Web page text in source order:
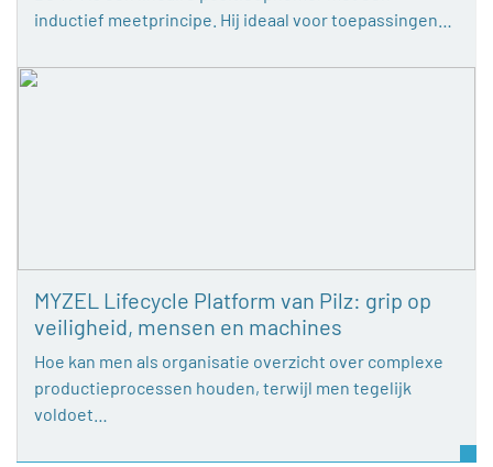
inductief meetprincipe. Hij ideaal voor toepassingen…
MYZEL Lifecycle Platform van Pilz: grip op
veiligheid, mensen en machines
Hoe kan men als organisatie overzicht over complexe
productieprocessen houden, terwijl men tegelijk
voldoet…